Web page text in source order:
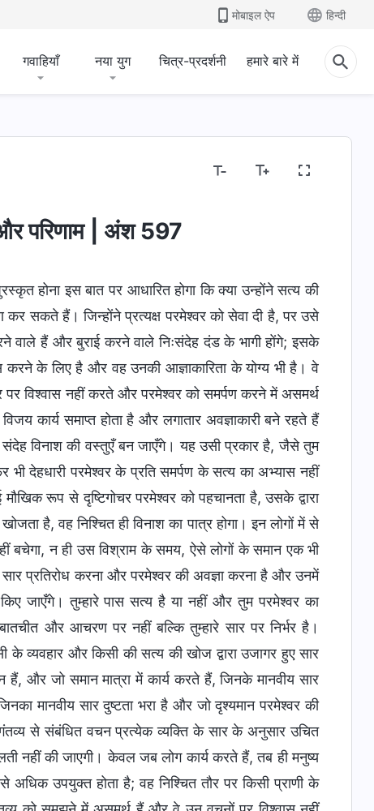
मोबाइल ऐप हिन्दी
गवाहियाँ नया युग चित्र-प्रदर्शनी हमारे बारे में
परिणाम | अंश 597
होना इस बात पर आधारित होगा कि क्या उन्होंने सत्य की
सकते हैं। जिन्होंने प्रत्यक्ष परमेश्वर को सेवा दी है, पर उसे
वाले हैं और बुराई करने वाले निःसंदेह दंड के भागी होंगे; इसके
के लिए है और वह उनकी आज्ञाकारिता के योग्य भी है। वे
विश्वास नहीं करते और परमेश्वर को समर्पण करने में असमर्थ
कार्य समाप्त होता है और लगातार अवज्ञाकारी बने रहते हैं
संदेह विनाश की वस्तुएँ बन जाएँगे। यह उसी प्रकार है, जैसे तुम
देहधारी परमेश्वर के प्रति समर्पण के सत्य का अभ्यास नहीं
रूप से दृष्टिगोचर परमेश्वर को पहचानता है, उसके द्वारा
है, वह निश्चित ही विनाश का पात्र होगा। इन लोगों में से
बचेगा, न ही उस विश्राम के समय, ऐसे लोगों के समान एक भी
प्रतिरोध करना और परमेश्वर की अवज्ञा करना है और उनमें
जाएँगे। तुम्हारे पास सत्य है या नहीं और तुम परमेश्वर का
और आचरण पर नहीं बल्कि तुम्हारे सार पर निर्भर है।
के व्यवहार और किसी की सत्य की खोज द्वारा उजागर हुए सार
और जो समान मात्रा में कार्य करते हैं, जिनके मानवीय सार
मानवीय सार दुष्टता भरा है और जो दृश्यमान परमेश्वर की
से संबंधित वचन प्रत्येक व्यक्ति के सार के अनुसार उचित
नहीं की जाएगी। केवल जब लोग कार्य करते हैं, तब ही मनुष्य
अधिक उपयुक्त होता है; वह निश्चित तौर पर किसी प्राणी के